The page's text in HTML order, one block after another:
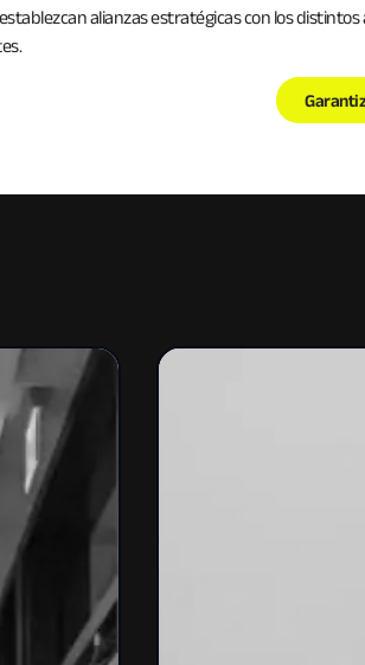
alianzas estratégicas con los